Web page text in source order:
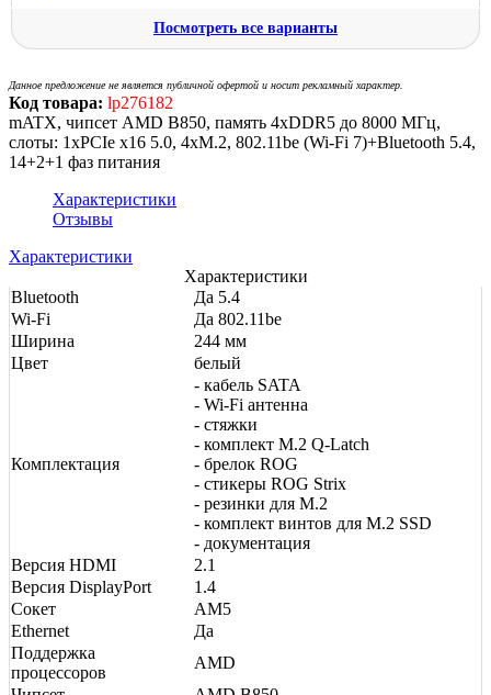
Посмотреть все варианты
Данное предложение не является публичной офертой и носит рекламный характер.
Код товара: lp276182
mATX, чипсет AMD B850, память 4xDDR5 до 8000 МГц,
слоты: 1xPCIe x16 5.0, 4xM.2, 802.11be (Wi-Fi 7)+Bluetooth 5.4,
14+2+1 фаз питания
Характеристики
Отзывы
Характеристики
Характеристики
Bluetooth
Да 5.4
Wi-Fi
Да 802.11be
Ширина
244 мм
Цвет
белый
Комплектация
- кабель SATA
- Wi-Fi антенна
- стяжки
- комплект M.2 Q-Latch
- брелок ROG
- стикеры ROG Strix
- резинки для M.2
- комплект винтов для M.2 SSD
- документация
Версия HDMI
2.1
Версия DisplayPort
1.4
Сокет
AM5
Ethernet
Да
Поддержка
процессоров
AMD